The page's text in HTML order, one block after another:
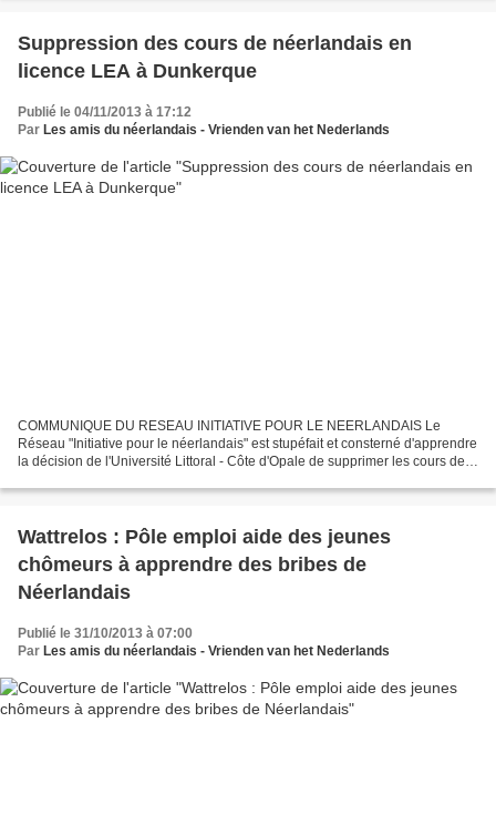
Suppression des cours de néerlandais en
licence LEA à Dunkerque
Publié le 04/11/2013 à 17:12
Par Les amis du néerlandais - Vrienden van het Nederlands
COMMUNIQUE DU RESEAU INITIATIVE POUR LE NEERLANDAIS Le
Réseau "Initiative pour le néerlandais" est stupéfait et consterné d'apprendre
la décision de l'Université Littoral - Côte d'Opale de supprimer les cours de
Wattrelos : Pôle emploi aide des jeunes
chômeurs à apprendre des bribes de
Néerlandais
Publié le 31/10/2013 à 07:00
Par Les amis du néerlandais - Vrienden van het Nederlands